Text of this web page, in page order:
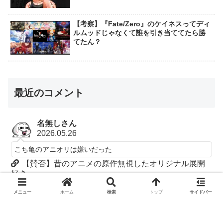
【考察】『Fate/Zero』のケイネスってディ
ルムッドじゃなくて誰を引き当ててたら勝
てたん？
最近のコメント
名無しさん
2026.05.26
こち亀のアニオリは嫌いだった
【賛否】昔のアニメの原作無視したオリジナル展開
好き
名無しさん
メニュー ホーム 検索 トップ サイドバー